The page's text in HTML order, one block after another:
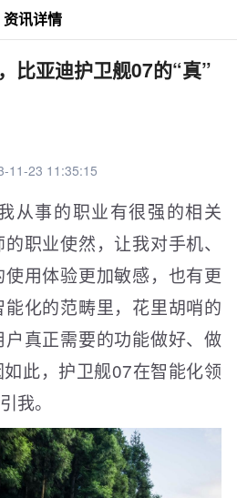
资讯详情
比亚迪护卫舰07的“真”
11-23 11:35:15
从事的职业有很强的相关
职业使然，让我对手机、
用体验更加敏感，也有更
化的范畴里，花里胡哨的
真正需要的功能做好、做
此，护卫舰07在智能化领
我。